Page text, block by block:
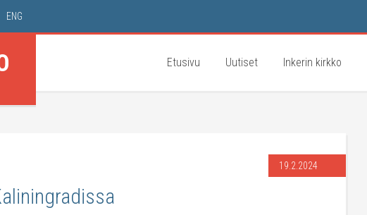
ENG
Etusivu Uutiset Inkerin kirkko
19.2.2024